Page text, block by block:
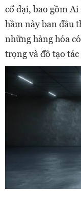
cổ đại, bao gồm
hầm này ban đầu
những hàng hóa
trọng và đồ tạo